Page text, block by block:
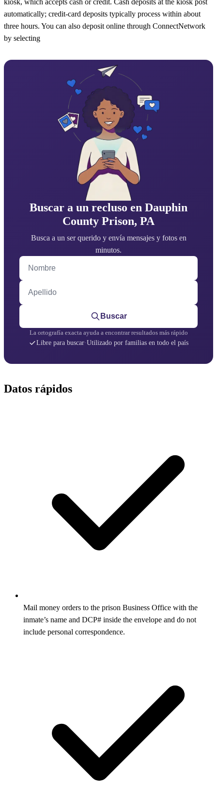
kiosk, which accepts cash or credit. Cash deposits at the kiosk post
automatically; credit-card deposits typically process within about
three hours. You can also deposit online through ConnectNetwork
by selecting
Buscar a un recluso en Dauphin
County Prison, PA
Busca a un ser querido y envía mensajes y fotos en
minutos.
Nombre
Apellido
Buscar
La ortografía exacta ayuda a encontrar resultados más rápido
Libre para buscar·Utilizado por familias en todo el país
Datos rápidos
Mail money orders to the prison Business Office with the
inmate’s name and DCP# inside the envelope and do not
include personal correspondence.